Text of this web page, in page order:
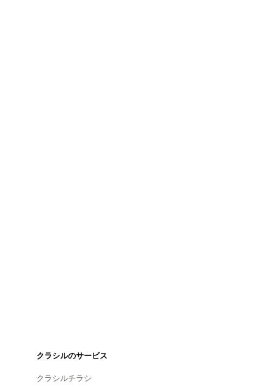
クラシルのサービス
クラシルチラシ